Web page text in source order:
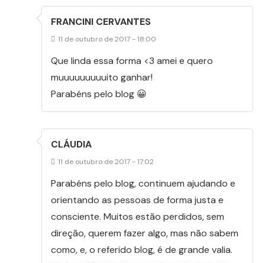
FRANCINI CERVANTES
11 de outubro de 2017 - 18:00
Que linda essa forma <3 amei e quero
muuuuuuuuuito ganhar!
Parabéns pelo blog 😀
CLÁUDIA
11 de outubro de 2017 - 17:02
Parabéns pelo blog, continuem ajudando e
orientando as pessoas de forma justa e
consciente. Muitos estão perdidos, sem
direção, querem fazer algo, mas não sabem
como, e, o referido blog, é de grande valia.